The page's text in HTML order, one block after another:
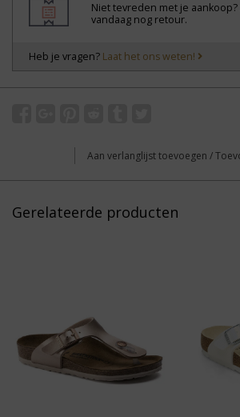
Niet tevreden met je
vandaag nog retour.
Heb je vragen? Laat het ons weten!
Aan verlanglijst toevoegen /
Gerelateerde producten